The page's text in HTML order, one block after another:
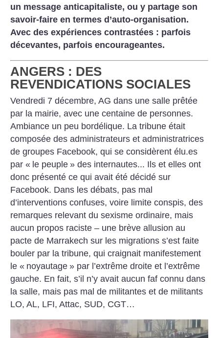
un message anticapitaliste, ou y partage son
savoir-faire en termes d’auto-organisation.
Avec des expériences contrastées : parfois
décevantes, parfois encourageantes.
ANGERS : DES
REVENDICATIONS SOCIALES
Vendredi 7 décembre, AG dans une salle prêtée
par la mairie, avec une centaine de personnes.
Ambiance un peu bordélique. La tribune était
composée des administrateurs et administratrices
de groupes Facebook, qui se considèrent élu.es
par « le peuple » des internautes... Ils et elles ont
donc présenté ce qui avait été décidé sur
Facebook. Dans les débats, pas mal
d’interventions confuses, voire limite conspis, des
remarques relevant du sexisme ordinaire, mais
aucun propos raciste – une brève allusion au
pacte de Marrakech sur les migrations s’est faite
bouler par la tribune, qui craignait manifestement
le « noyautage » par l’extrême droite et l’extrême
gauche. En fait, s’il n’y avait aucun faf connu dans
la salle, mais pas mal de militantes et de militants
LO, AL, LFI, Attac, SUD, CGT…